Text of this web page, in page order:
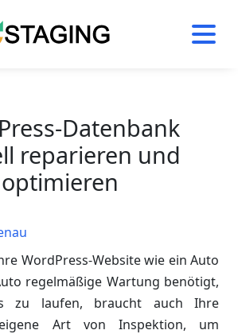
Datenbank
reparieren und
optimieren
WordPress-Website wie ein Auto
regelmäßige Wartung benötigt,
zu laufen, braucht auch Ihre
Art von Inspektion, um